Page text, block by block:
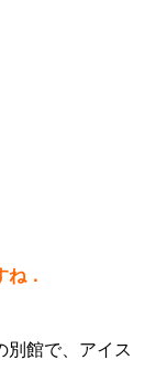
．
別館で、アイス